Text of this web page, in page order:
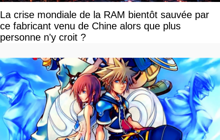
La crise mondiale de la RAM bientôt sauvée par
ce fabricant venu de Chine alors que plus
personne n'y croit ?